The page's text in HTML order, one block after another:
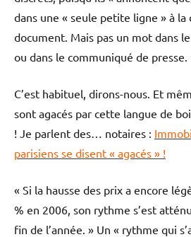
dans une « seule petite ligne » à
document. Mais pas un mot dans
ou dans le communiqué de presse.
C’est habituel, dirons-nous. Et
sont agacés par cette langue de
! Je parlent des… notaires :
parisiens se disent « agacés » !
« Si la hausse des prix a encore
% en 2006, son rythme s’est
fin de l’année. » Un « rythme qui